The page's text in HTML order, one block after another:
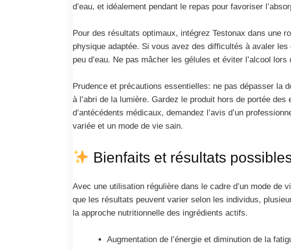
d’eau, et idéalement pendant le repas pour favoriser
Pour des résultats optimaux, intégrez Testonax dans une
physique adaptée. Si vous avez des difficultés à avaler
peu d’eau. Ne pas mâcher les gélules et éviter l’alcool
Prudence et précautions essentielles: ne pas dépasser la
à l’abri de la lumière. Gardez le produit hors de portée
d’antécédents médicaux, demandez l’avis d’un
variée et un mode de vie sain.
Bienfaits et résultats
Avec une utilisation régulière dans le cadre d’un mode
que les résultats peuvent varier selon les individus,
la approche nutritionnelle des ingrédients actifs.
Augmentation de l’énergie et diminution de la